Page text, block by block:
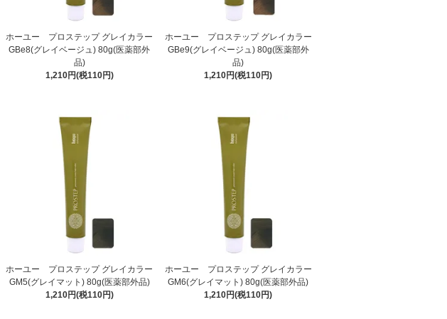
ホーユー プロステップ グレイカラー
GBe8(グレイベージュ) 80g(医薬部外
品)
1,210円(税110円)
ホーユー プロステップ グレイカラー
GBe9(グレイベージュ) 80g(医薬部外
品)
1,210円(税110円)
ホーユー プロステップ グレイカラー
GM5(グレイマット) 80g(医薬部外品)
1,210円(税110円)
ホーユー プロステップ グレイカラー
GM6(グレイマット) 80g(医薬部外品)
1,210円(税110円)